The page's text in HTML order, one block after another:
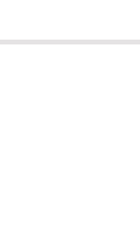
von 1 von 5